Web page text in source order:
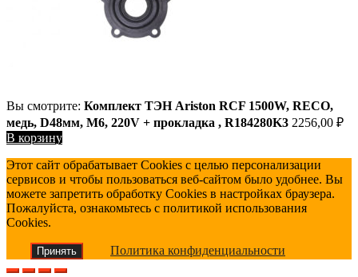
Вы смотрите: Комплект ТЭН Ariston RCF 1500W, RECO,
медь, D48мм, М6, 220V + прокладка , R184280K3 2256,00 ₽
В корзину
Этот сайт обрабатывает Cookies с целью персонализации
сервисов и чтобы пользоваться веб-сайтом было удобнее. Вы
можете запретить обработку Cookies в настройках браузера.
Пожалуйста, ознакомьтесь с политикой использования
Cookies.
Принять Политика конфиденциальности